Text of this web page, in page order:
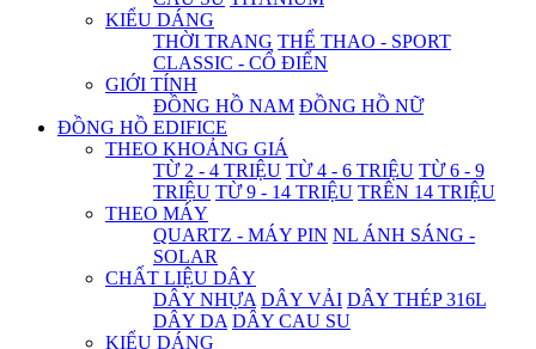
KIỂU DÁNG
THỜI TRANG THỂ THAO - SPORT
CLASSIC - CỔ ĐIỂN
GIỚI TÍNH
ĐỒNG HỒ NAM ĐỒNG HỒ NỮ
ĐỒNG HỒ EDIFICE
THEO KHOẢNG GIÁ
TỪ 2 - 4 TRIỆU TỪ 4 - 6 TRIỆU TỪ 6 - 9
TRIỆU TỪ 9 - 14 TRIỆU TRÊN 14 TRIỆU
THEO MÁY
QUARTZ - MÁY PIN NL ÁNH SÁNG -
SOLAR
CHẤT LIỆU DÂY
DÂY NHỰA DÂY VẢI DÂY THÉP 316L
DÂY DA DÂY CAU SU
KIỂU DÁNG